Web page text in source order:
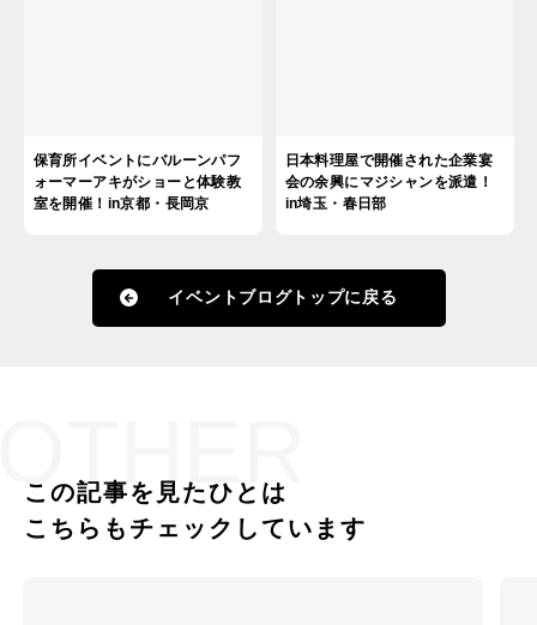
保育所イベントにバルーンパフ
ォーマーアキがショーと体験教
室を開催！in京都・長岡京
日本料理屋で開催された企業宴
会の余興にマジシャンを派遣！
in埼玉・春日部
イベントブログトップに戻る
この記事を見たひとは
こちらもチェックしています